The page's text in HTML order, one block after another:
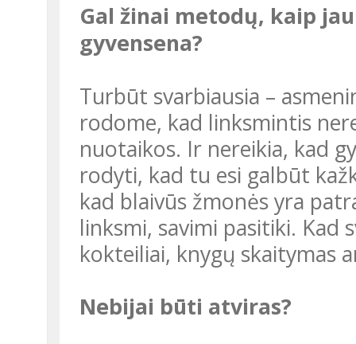
Gal žinai metodų, kaip jaunus žmones sudominti sveika
gyvensena?
Turbūt svarbiausia – asmeninis pavyzdys. Per „Varom!“ mes ir
rodome, kad linksmintis
nuotaikos. Ir nereikia, kad
rodyti, kad tu esi galbūt
kad blaivūs žmonės yra
linksmi, savimi pasitiki. Kad
kokteiliai, knygų skaitymas
Nebijai būti atviras?